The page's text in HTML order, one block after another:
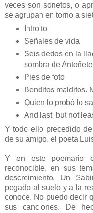
veces son sonetos, o
se agrupan en torno a
Introito
Señales de vida
Seis dedos en la
sombra de Antoñete
Pies de foto
Benditos malditos.
Quien lo probó lo
And last, but not
Y todo ello precedido
de su amigo, el poeta
Y en este poemario
reconocible, en sus
descreimiento. Un
pegado al suelo y a la
conoce. No puedo decir
sus canciones. De